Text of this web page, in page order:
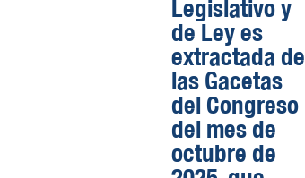
Legislativo y
de Ley es
extractada de
las Gacetas
del Congreso
del mes de
octubre de